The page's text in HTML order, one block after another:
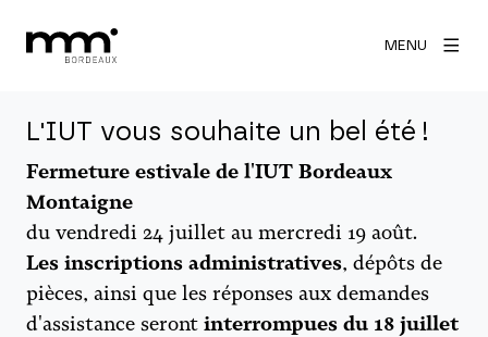
MENU
L'IUT vous souhaite un bel été !
Fermeture estivale de l'IUT Bordeaux
Montaigne
du vendredi 24 juillet au mercredi 19 août.
Les inscriptions administratives, dépôts de
pièces, ainsi que les réponses aux demandes
d'assistance seront interrompues du 18 juillet